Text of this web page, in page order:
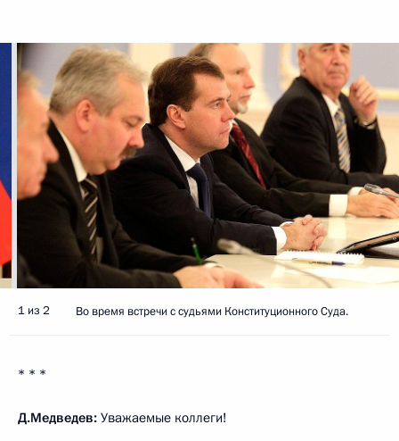
1 из 2 Во время встречи с судьями Конституционного Суда.
* * *
Д.Медведев: Уважаемые коллеги!